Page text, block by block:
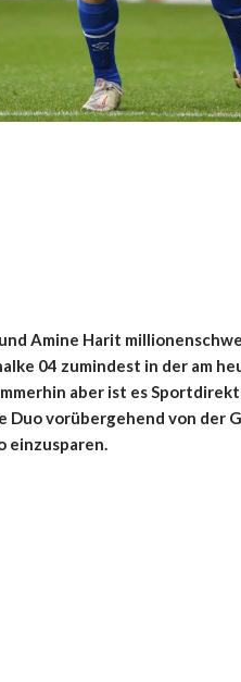
Amine Harit
04 zumindest in der am
aber ist es
Duo vorübergehend von der
einzusparen.